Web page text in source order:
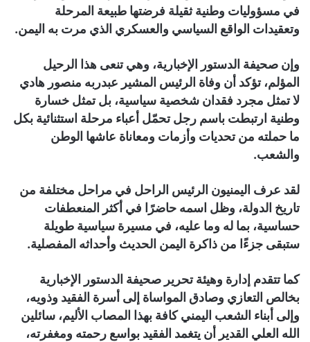
في مسؤوليات وطنية ثقيلة فرضتها طبيعة المرحلة
وتعقيدات الواقع السياسي والعسكري الذي مرت به اليمن.
وإن صحيفة الدستور الإخبارية، وهي تنعى هذا الرحيل
المؤلم، تؤكد أن وفاة الرئيس المشير عبدربه منصور هادي
لا تمثل مجرد فقدان شخصية سياسية، بل تمثل خسارة
وطنية ارتبطت باسم رجل تحمّل أعباء مرحلة استثنائية بكل
ما حملته من تحديات وأزمات ومعاناة عاشها الوطن
والشعب.
لقد عرف اليمنيون الرئيس الراحل في مراحل مختلفة من
تاريخ الدولة، وظل اسمه حاضرًا في أكثر المنعطفات
حساسية، بما له وما عليه، في مسيرة سياسية طويلة
ستبقى جزءًا من ذاكرة اليمن الحديث وأحداثه المفصلية.
كما تتقدم إدارة وهيئة تحرير صحيفة الدستور الإخبارية
بخالص التعازي وصادق المواساة إلى أسرة الفقيد وذويه،
وإلى أبناء الشعب اليمني كافة بهذا المصاب الأليم، سائلين
الله العلي القدير أن يتغمد الفقيد بواسع رحمته ومغفرته،